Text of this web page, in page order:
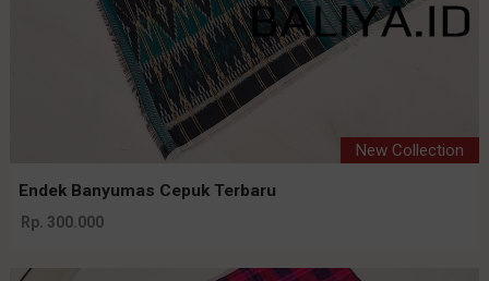
New Collection
Endek Banyumas Cepuk Terbaru
Rp. 300.000